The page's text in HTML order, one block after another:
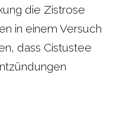
die Zistrose
in einem Versuch
dass Cistustee